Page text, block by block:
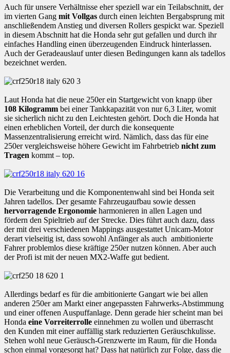
Auch für unsere Verhältnisse eher speziell war ein Teilabschnitt, der
im vierten Gang mit Vollgas durch einen leichten Bergabsprung mit
anschließendem Anstieg und diversen Rollers gespickt war. Speziell
in diesem Abschnitt hat die Honda sehr gut gefallen und durch ihr
einfaches Handling einen überzeugenden Eindruck hinterlassen.
Auch der Geradeauslauf unter diesen Bedingungen kann als tadellos
bezeichnet werden.
Laut Honda hat die neue 250er ein Startgewicht von knapp über
108 Kilogramm bei einer Tankkapazität von nur 6,3 Liter, womit
sie sicherlich nicht zu den Leichtesten gehört. Doch die Honda hat
einen erheblichen Vorteil, der durch die konsequente
Massenzentralisierung erreicht wird. Nämlich, dass das für eine
250er vergleichsweise höhere Gewicht im Fahrbetrieb nicht zum
Tragen kommt – top.
Die Verarbeitung und die Komponentenwahl sind bei Honda seit
Jahren tadellos. Der gesamte Fahrzeugaufbau sowie dessen
hervorragende Ergonomie harmonieren in allen Lagen und
fördern den Spieltrieb auf der Strecke. Dies führt auch dazu, dass
der mit drei verschiedenen Mappings ausgestattet Unicam-Motor
derart vielseitig ist, dass sowohl Anfänger als auch ambitionierte
Fahrer problemlos diese kräftige 250er nutzen können. Aber auch
der Profi ist mit der neuen MX2-Waffe gut bedient.
Allerdings bedarf es für die ambitionierte Gangart wie bei allen
anderen 250er am Markt einer angepassten Fahrwerks-Abstimmung
und einer offenen Auspuffanlage. Denn gerade hier scheint man bei
Honda eine Vorreiterrolle einnehmen zu wollen und überrascht
den Kunden mit einer auffällig stark reduzierten Geräuschkulisse.
Stehen wohl neue Geräusch-Grenzwerte im Raum, für die Honda
schon einmal vorgesorgt hat? Dass hat natürlich zur Folge, dass die